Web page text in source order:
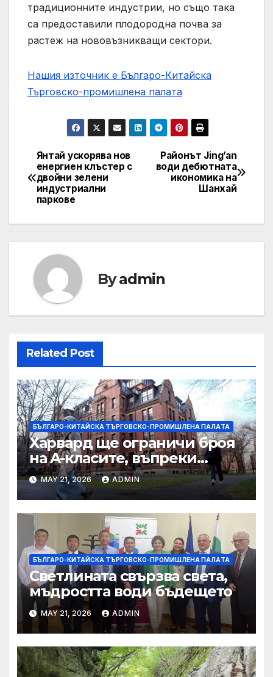
традиционните индустрии, но също така
са предоставили плодородна почва за
растеж на нововъзникващи сектори.
Нашия източник е Българо-Китайска
Търговско-промишлена палaта
Post
navigation
Районът Jing’an
води дебютната
икономика на
Шанхай
Янтай ускорява нов
енергиен клъстер с
двойни зелени
индустриални
паркове
Byadmin
Related Post
БЪЛГАРО-КИТАЙСКА ТЪРГОВСКО-ПРОМИШЛЕНА ПАЛAТА
Харвард ще ограничи броя
на A-класите, въпреки
силната съпротива на
студентите
MAY 21, 2026 ADMIN
БЪЛГАРО-КИТАЙСКА ТЪРГОВСКО-ПРОМИШЛЕНА ПАЛAТА
Светлината свързва света,
мъдростта води бъдещето
MAY 21, 2026 ADMIN